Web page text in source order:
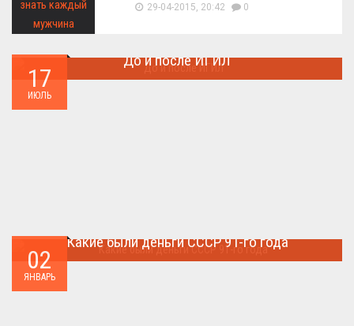
29-04-2015, 20:42 0
17
ИЮЛЬ
До и после ИГИЛ
02
ЯНВАРЬ
Какие были деньги СССР 91-го года